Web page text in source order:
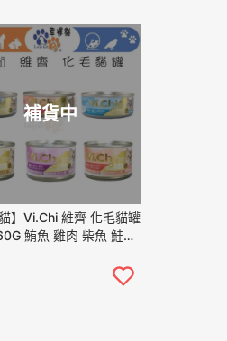
補貨中
貓】Vi.Chi 維齊 化毛貓罐
鮪魚 雞肉 柴魚 鮭魚